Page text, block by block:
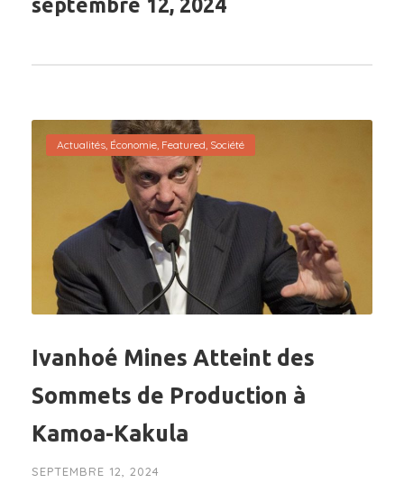
septembre 12, 2024
Actualités, Économie, Featured, Société
Ivanhoé Mines Atteint des
Sommets de Production à
Kamoa-Kakula
SEPTEMBRE 12, 2024